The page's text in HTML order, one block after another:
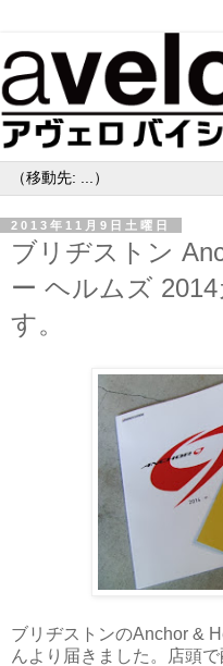
2013年11月9日土曜日
ブリヂストン
ー ヘルムズ
す。
ブリヂストンのAnchor &
んより届きました。店頭